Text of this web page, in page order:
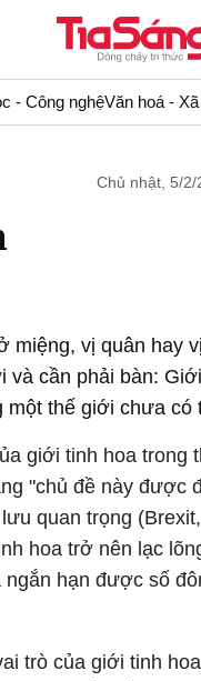
- Công nghệVăn hoá -
Chủ nhật, 5/
miệng, vị quân hay
cần phải bàn:
một thế giới chưa có
giới tinh hoa trong
"chủ đề này được
quan trọng
hoa trở nên lạc
hạn được số
trò của giới tinh